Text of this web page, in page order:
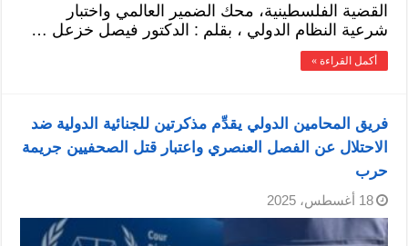
القضية الفلسطينية، محك الضمير العالمي واختبار
شرعية النظام الدولي ، بقلم : الدكتور فيصل خزعل …
أكمل القراءة »
فريق المحامين الدولي يقدِّم مذكرتين للجنائية الدولية ضد
الاحتلال عن الفصل العنصري واعتبار قتل الصحفيين جريمة
حرب
18 أغسطس، 2025